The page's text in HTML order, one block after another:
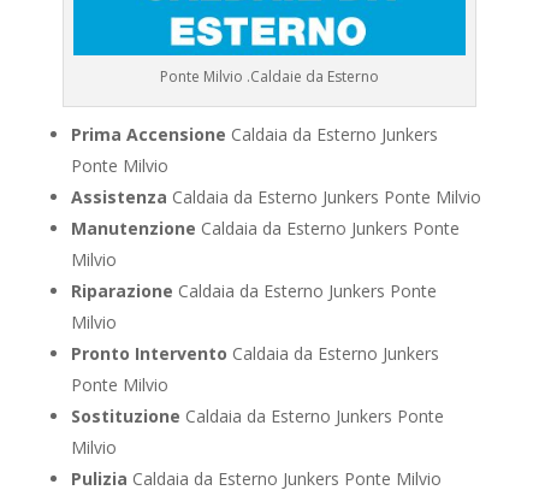
Ponte Milvio .Caldaie da Esterno
Prima Accensione Caldaia da Esterno Junkers
Ponte Milvio
Assistenza Caldaia da Esterno Junkers Ponte Milvio
Manutenzione Caldaia da Esterno Junkers Ponte
Milvio
Riparazione Caldaia da Esterno Junkers Ponte
Milvio
Pronto Intervento Caldaia da Esterno Junkers
Ponte Milvio
Sostituzione Caldaia da Esterno Junkers Ponte
Milvio
Pulizia Caldaia da Esterno Junkers Ponte Milvio